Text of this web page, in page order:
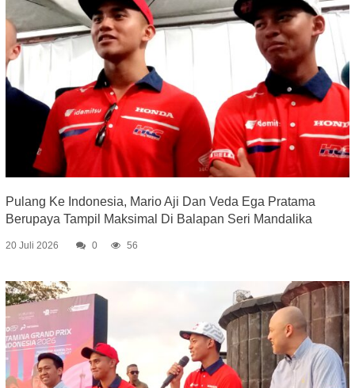
Pulang Ke Indonesia, Mario Aji Dan Veda Ega Pratama
Berupaya Tampil Maksimal Di Balapan Seri Mandalika
20 Juli 2026 0 56